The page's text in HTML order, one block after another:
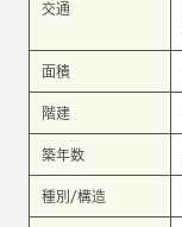
交通
面積
階建
築年数
種別/構造